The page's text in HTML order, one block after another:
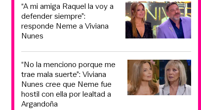
“A mi amiga Raquel la voy a
defender siempre”:
responde Neme a Viviana
Nunes
“No la menciono porque me
trae mala suerte”: Viviana
Nunes cree que Neme fue
hostil con ella por lealtad a
Argandoña